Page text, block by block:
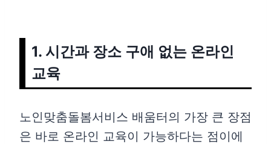
1. 시간과 장소 구애 없는 온라인
교육
노인맞춤돌봄서비스 배움터의 가장 큰 장점
은 바로 온라인 교육이 가능하다는 점이에